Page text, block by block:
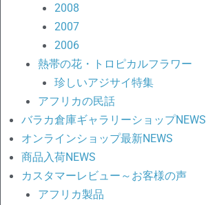
2008
2007
2006
熱帯の花・トロピカルフラワー
珍しいアジサイ特集
アフリカの民話
バラカ倉庫ギャラリーショップNEWS
オンラインショップ最新NEWS
商品入荷NEWS
カスタマーレビュー～お客様の声
アフリカ製品